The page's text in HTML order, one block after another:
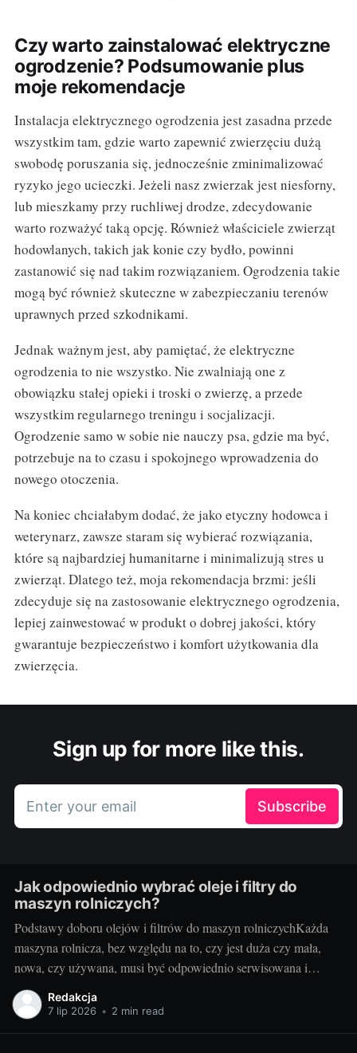
Czy warto zainstalować elektryczne
ogrodzenie? Podsumowanie plus
moje rekomendacje
Instalacja elektrycznego ogrodzenia jest zasadna przede
wszystkim tam, gdzie warto zapewnić zwierzęciu dużą
swobodę poruszania się, jednocześnie zminimalizować
ryzyko jego ucieczki. Jeżeli nasz zwierzak jest niesforny,
lub mieszkamy przy ruchliwej drodze, zdecydowanie
warto rozważyć taką opcję. Również właściciele zwierząt
hodowlanych, takich jak konie czy bydło, powinni
zastanowić się nad takim rozwiązaniem. Ogrodzenia takie
mogą być również skuteczne w zabezpieczaniu terenów
uprawnych przed szkodnikami.
Jednak ważnym jest, aby pamiętać, że elektryczne
ogrodzenia to nie wszystko. Nie zwalniają one z
obowiązku stałej opieki i troski o zwierzę, a przede
wszystkim regularnego treningu i socjalizacji.
Ogrodzenie samo w sobie nie nauczy psa, gdzie ma być,
potrzebuje na to czasu i spokojnego wprowadzenia do
nowego otoczenia.
Na koniec chciałabym dodać, że jako etyczny hodowca i
weterynarz, zawsze staram się wybierać rozwiązania,
które są najbardziej humanitarne i minimalizują stres u
zwierząt. Dlatego też, moja rekomendacja brzmi: jeśli
zdecyduje się na zastosowanie elektrycznego ogrodzenia,
lepiej zainwestować w produkt o dobrej jakości, który
gwarantuje bezpieczeństwo i komfort użytkowania dla
zwierzęcia.
Sign up for more like this.
Enter your email Subscribe
Jak odpowiednio wybrać oleje i filtry do
maszyn rolniczych?
Podstawy doboru olejów i filtrów do maszyn rolniczychKażda
maszyna rolnicza, bez względu na to, czy jest duża czy mała,
nowa, czy używana, musi być odpowiednio serwisowana i
konserwowana. Jednym z kluczowych elementów takiego
serwisu jak i codziennej eksploatacji jest dobór odpowiednich
Redakcja
7 lip 2026 • 2 min read